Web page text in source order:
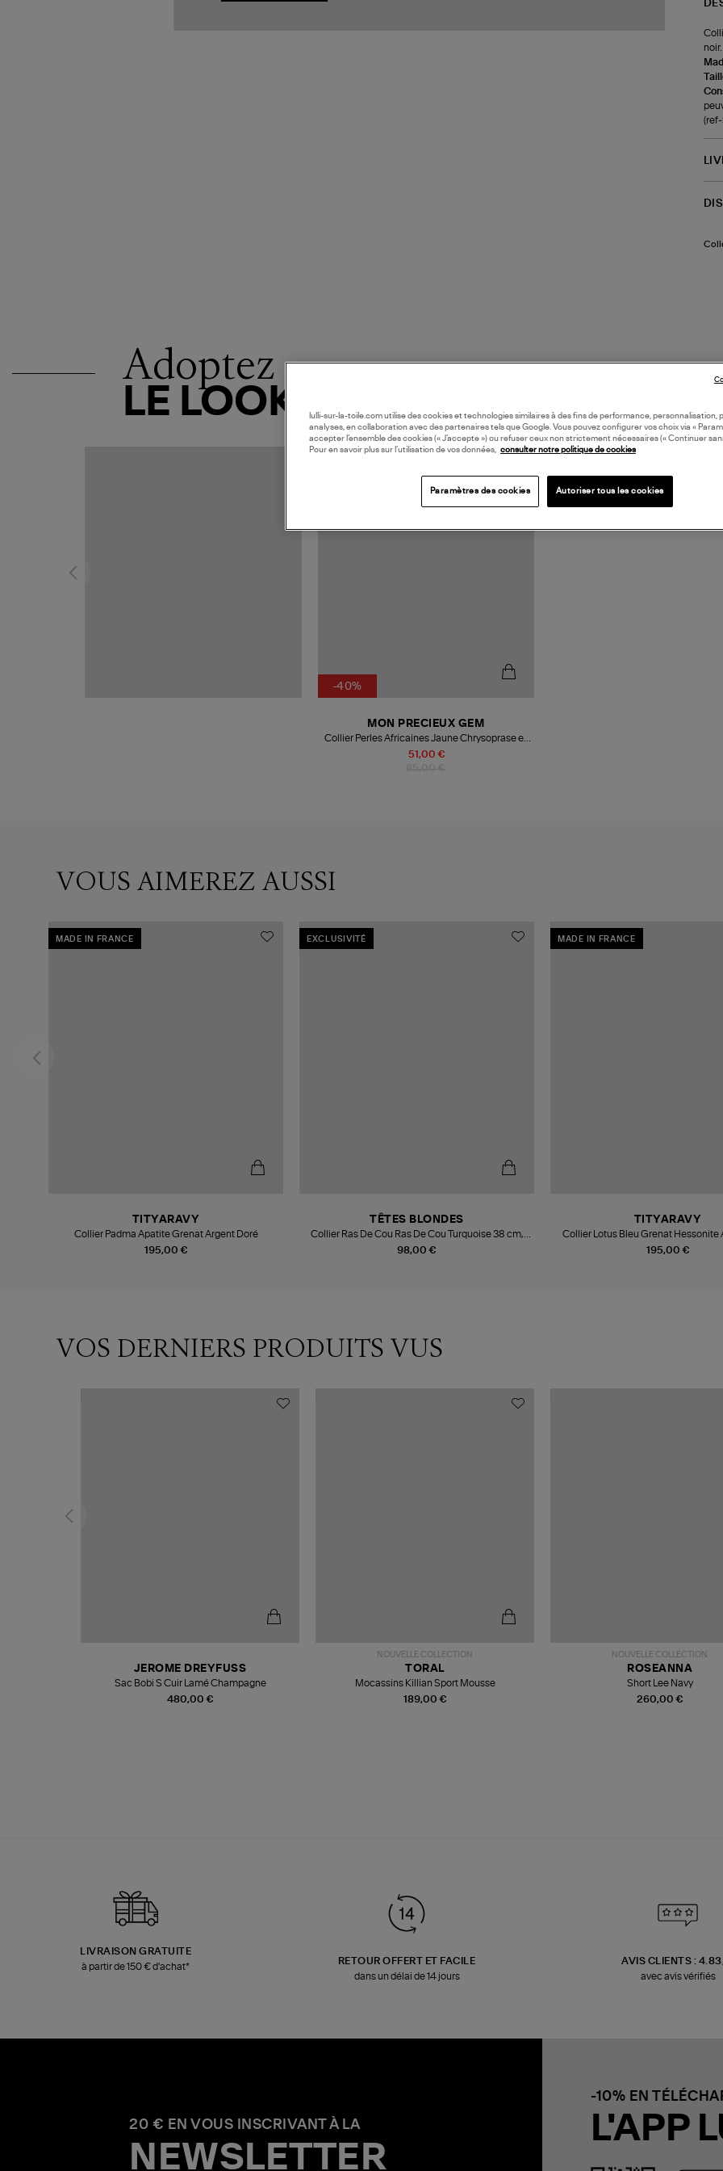
(ref-
Adoptez
LE LOOK
-40%
51,00 €
MON PRECIEUX GEM
Collier Perles Africaines Jaune Chrysoprase et
Opale Rose
VOUS AIMEREZ AUSSI
MADE IN FRANCE
195,00 €
TITYARAVY
Collier Padma Apatite Grenat Argent Doré
EXCLUSIVITÉ
98,00 €
TÊTES BLONDES
Collier Ras De Cou Ras De Cou Turquoise 38 cm,
Exclu Lulli
MADE IN FRANCE
195,00 €
TITYARAVY
Collier Lotus Bleu Grenat Hessonite
VOS DERNIERS PRODUITS VUS
480,00 €
JEROME DREYFUSS
Sac Bobi S Cuir Lamé Champagne
NOUVELLE COLLECTION
189,00 €
TORAL
Mocassins Killian Sport Mousse
NOUVELLE COLLECTION
260,00 €
ROSEANNA
Short Lee Navy
LIVRAISON GRATUITE
à partir de 150 € d'achat*
RETOUR OFFERT ET FACILE
dans un délai de 14 jours
AVIS CLIENTS :
avec avis vérifiés
20 € EN VOUS INSCRIVANT À LA
NEWSLETTER
-10% EN
L'APP
lulli-sur-la-toile.com utilise des cookies et technologies similaires à des fins de performance, personnalisation,
analyses, en collaboration avec des partenaires tels que Google. Vous pouvez configurer vos choix via «
accepter l’ensemble des cookies (« J’accepte ») ou refuser ceux non strictement nécessaires (« Continuer
Pour en savoir plus sur l’utilisation de vos données, consulter notre politique de cookies
Paramètres des cookies Autoriser tous les cookies